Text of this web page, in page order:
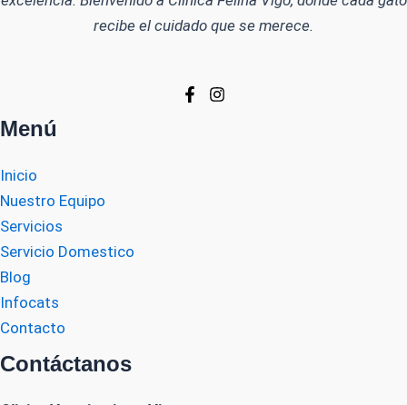
recibe el cuidado que se merece.
Menú
Inicio
Nuestro Equipo
Servicios
Servicio Domestico
Blog
Infocats
Contacto
Contáctanos